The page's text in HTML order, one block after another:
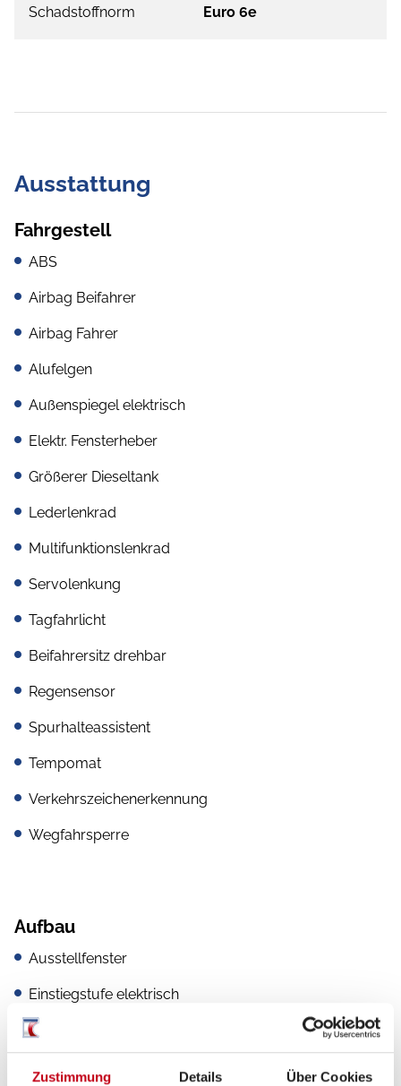
Zustimmung Details Über Cookies
Schadstoffnorm Euro 6e
Ausstattung
Fahrgestell
ABS
Airbag Beifahrer
Airbag Fahrer
Alufelgen
Außenspiegel elektrisch
Elektr. Fensterheber
Größerer Dieseltank
Lederlenkrad
Multifunktionslenkrad
Servolenkung
Tagfahrlicht
Beifahrersitz drehbar
Regensensor
Spurhalteassistent
Tempomat
Verkehrszeichenerkennung
Wegfahrsperre
Aufbau
Ausstellfenster
Einstiegstufe elektrisch
GFK-Dach